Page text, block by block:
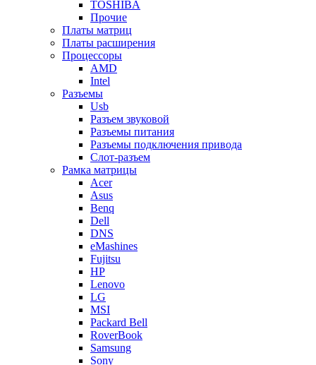
TOSHIBA
Прочие
Платы матриц
Платы расширения
Процессоры
AMD
Intel
Разъемы
Usb
Разъем звуковой
Разъемы питания
Разъемы подключения привода
Слот-разъем
Рамка матрицы
Acer
Asus
Benq
Dell
DNS
eMashines
Fujitsu
HP
Lenovo
LG
MSI
Packard Bell
RoverBook
Samsung
Sony